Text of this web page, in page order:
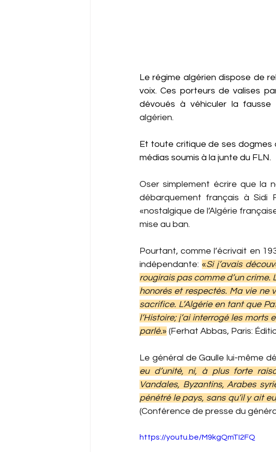
Le régime algérien dispose de
voix. Ces porteurs de valises
dévoués à véhiculer la
algérien.
Et toute critique de ses
médias soumis à la junte du FLN.
Oser simplement écrire que la
débarquement français à Sidi
«nostalgique de l’Algérie
mise au ban.
Pourtant, comme l’écrivait en
indépendante: «Si j’avais
rougirais pas comme d’un crime.
honorés et respectés. Ma vie ne
sacrifice. L’Algérie en tant que
l’Histoire; j’ai interrogé les morts
parlé.» (Ferhat Abbas, Paris:
Le général de Gaulle lui-même
eu d’unité, ni, à plus forte
Vandales, Byzantins, Arabes
pénétré le pays, sans qu’il y ait
(Conférence de presse du
https://youtu.be/M9kgQmTI2FQ